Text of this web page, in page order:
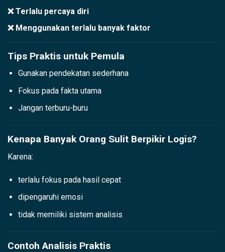
❌ Terlalu percaya diri
❌ Menggunakan terlalu banyak faktor
Tips Praktis untuk Pemula
Gunakan pendekatan sederhana
Fokus pada fakta utama
Jangan terburu-buru
Kenapa Banyak Orang Sulit Berpikir Logis?
Karena:
terlalu fokus pada hasil cepat
dipengaruhi emosi
tidak memiliki sistem analisis
Contoh Analisis Praktis